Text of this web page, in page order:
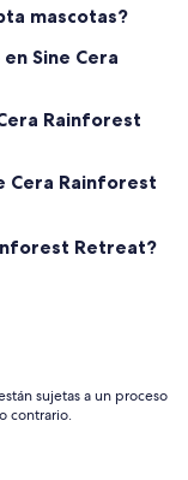
mascotas?
Sine Cera
Rainforest
Cera Rainforest
Retreat?
sujetas a un proceso
contrario.